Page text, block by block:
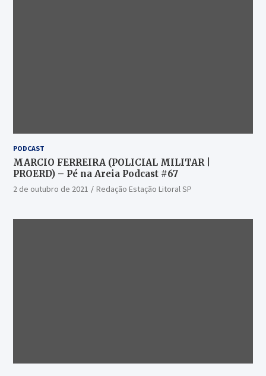
PODCAST
MARCIO FERREIRA (POLICIAL MILITAR |
PROERD) – Pé na Areia Podcast #67
2 de outubro de 2021 Redação Estação Litoral SP